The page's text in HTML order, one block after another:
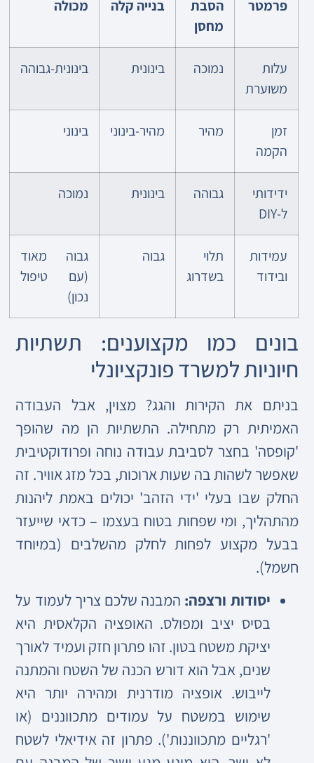
פרמטר
הסבת
מחסן
בנייה קלה מכולה
עלות
משוערת
נמוכה בינונית בינונית-גבוהה
זמן
הקמה
מהיר מהיר-בינוני בינוני
ידידותי
ל-DIY
גבוהה בינונית נמוכה
עמידות
ובידוד
תלוי
בשדרוג
גבוה
גבוה מאוד
(עם טיפול
נכון)
בונים כמו מקצוענים: תשתיות
חיוניות למשרד פונקציונלי
בניתם את הקירות והגג? מצוין, אבל העבודה
האמיתית רק מתחילה. התשתיות הן מה שהופך
'קופסה' בחצר לסביבת עבודה נוחה ופרודוקטיבית
שאפשר לשהות בה שעות ארוכות, בכל מזג אוויר. זה
החלק שבו בעלי 'ידי הזהב' יכולים באמת ליהנות
מהתהליך, ומי שפחות בטוח בעצמו – כדאי שייעזר
בבעל מקצוע לפחות לחלק מהשלבים (במיוחד
חשמל).
יסודות ורצפה:המבנה שלכם צריך לעמוד על
בסיס יציב ומפולס. האופציה הקלאסית היא
יציקת משטח בטון. זהו פתרון חזק ועמיד לאורך
שנים, אבל הוא דורש הכנה של השטח והמתנה
לייבוש. אופציה מודרנית ומהירה יותר היא
שימוש במשטח על עמודים מתכווננים (או
'רגליים מתכווננות'). פתרון זה אידיאלי לשטח